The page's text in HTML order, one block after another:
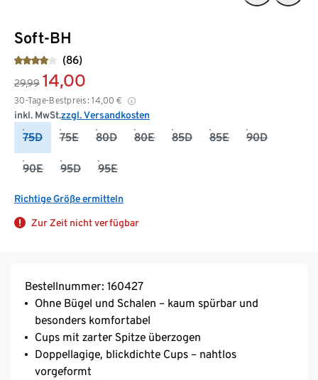
Soft-BH
(86)
29,99 14,00
30-Tage-Bestpreis: 14,00 €
inkl. MwSt.zzgl. Versandkosten
75D 75E 80D 80E 85D 85E 90D
90E 95D 95E
Richtige Größe ermitteln
Zur Zeit nicht verfügbar
Bestellnummer: 160427
Ohne Bügel und Schalen – kaum spürbar und
besonders komfortabel
Cups mit zarter Spitze überzogen
Doppellagige, blickdichte Cups – nahtlos
vorgeformt